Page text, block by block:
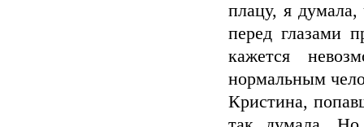
плацу, я
перед глазами
кажется
нормальным
Кристина,